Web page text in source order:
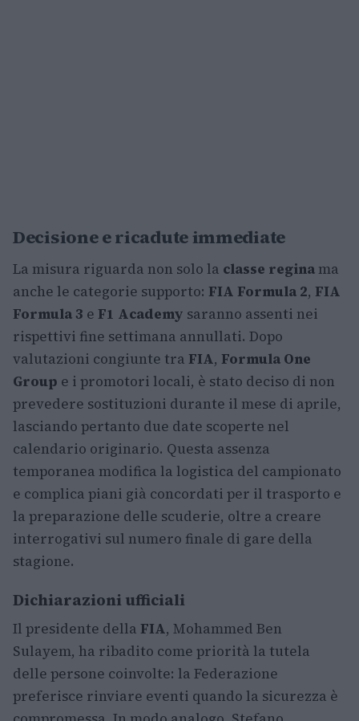
Decisione e ricadute immediate
La misura riguarda non solo la classe regina ma
anche le categorie supporto: FIA Formula 2, FIA
Formula 3 e F1 Academy saranno assenti nei
rispettivi fine settimana annullati. Dopo
valutazioni congiunte tra FIA, Formula One
Group e i promotori locali, è stato deciso di non
prevedere sostituzioni durante il mese di aprile,
lasciando pertanto due date scoperte nel
calendario originario. Questa assenza
temporanea modifica la logistica del campionato
e complica piani già concordati per il trasporto e
la preparazione delle scuderie, oltre a creare
interrogativi sul numero finale di gare della
stagione.
Dichiarazioni ufficiali
Il presidente della FIA, Mohammed Ben
Sulayem, ha ribadito come priorità la tutela
delle persone coinvolte: la Federazione
preferisce rinviare eventi quando la sicurezza è